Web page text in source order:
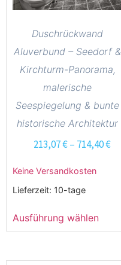
Duschrückwand
Aluverbund – Seedorf &
Kirchturm-Panorama,
malerische
Seespiegelung & bunte
historische Architektur
213,07€– 714,40€
Keine Versandkosten
Lieferzeit: 10-tage
Ausführung wählen